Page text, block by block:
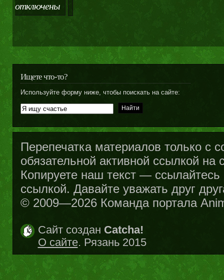
отключены
Ищете что-то?
Используйте форму ниже, чтобы поискать на сайте:
Перепечатка материалов только с
обязательной активной ссылкой на
Копируете наш текст —
ссылкой. Давайте уважать друг
© 2009—2026 Команда портала
Сайт создан Catcha!
О сайте. Рязань 2015